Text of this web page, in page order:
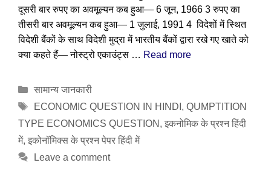
दूसरी बार रुपए का अवमूल्यन कब हुआ— 6 जून, 1966 3 रुपए का
तीसरी बार अवमूल्यन कब हुआ— 1 जुलाई, 1991 4 विदेशों में स्थित
विदेशी बैंकों के साथ विदेशी मुद्रा में भारतीय बैंकों द्वारा रखे गए खाते को
क्या कहते हैं— नोस्ट्रो एकाउंट्स … Read more
Categories
सामान्य जानकारी
Tags
ECONOMIC QUESTION IN HINDI , QUMPTITION
TYPE ECONOMICS QUESTION , इकनोमिक के प्रश्न हिंदी
में, इकोनॉमिक्स के प्रश्न पेपर हिंदी में
Leave a comment